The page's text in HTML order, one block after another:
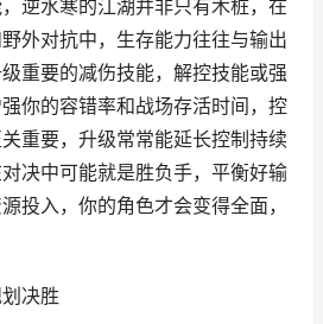
逆水寒的江湖并非只有木桩，在
外对抗中，生存能力往往与输出
重要的减伤技能，解控技能或强
你的容错率和战场存活时间，控
重要，升级常常能延长控制持续
决中可能就是胜负手，平衡好输
投入，你的角色才会变得全面，
决胜